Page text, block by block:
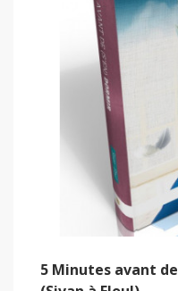
5 Minutes avant